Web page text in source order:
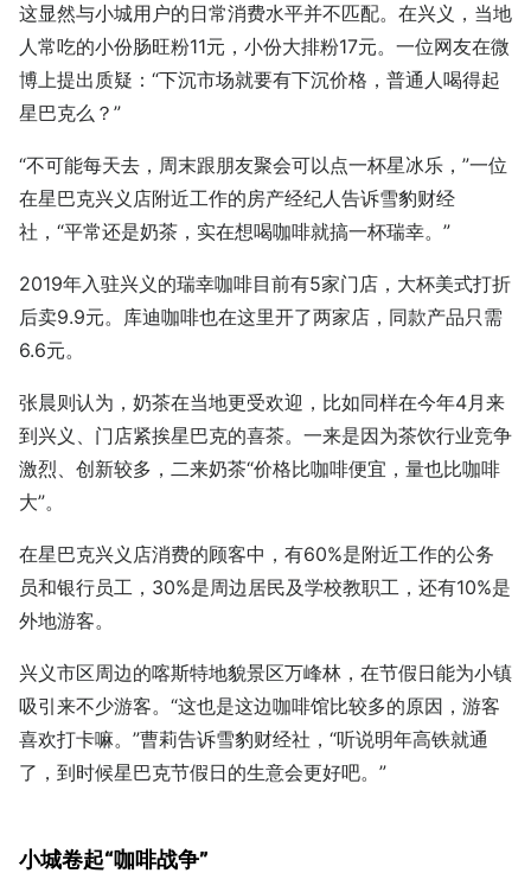
这显然与小城用户的日常消费水平并不匹配。在兴义，当地
人常吃的小份肠旺粉11元，小份大排粉17元。一位网友在微
博上提出质疑：“下沉市场就要有下沉价格，普通人喝得起
星巴克么？”
“不可能每天去，周末跟朋友聚会可以点一杯星冰乐，”一位
在星巴克兴义店附近工作的房产经纪人告诉雪豹财经
社，“平常还是奶茶，实在想喝咖啡就搞一杯瑞幸。”
2019年入驻兴义的瑞幸咖啡目前有5家门店，大杯美式打折
后卖9.9元。库迪咖啡也在这里开了两家店，同款产品只需
6.6元。
张晨则认为，奶茶在当地更受欢迎，比如同样在今年4月来
到兴义、门店紧挨星巴克的喜茶。一来是因为茶饮行业竞争
激烈、创新较多，二来奶茶“价格比咖啡便宜，量也比咖啡
大”。
在星巴克兴义店消费的顾客中，有60%是附近工作的公务
员和银行员工，30%是周边居民及学校教职工，还有10%是
外地游客。
兴义市区周边的喀斯特地貌景区万峰林，在节假日能为小镇
吸引来不少游客。“这也是这边咖啡馆比较多的原因，游客
喜欢打卡嘛。”曹莉告诉雪豹财经社，“听说明年高铁就通
了，到时候星巴克节假日的生意会更好吧。”
小城卷起“咖啡战争”